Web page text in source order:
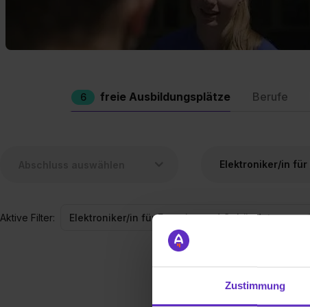
Zustimmung
6 freie Ausbildungsplätze Berufe
Aktive Filter: Elektroniker/in für Energie- und Gebäudetechnik